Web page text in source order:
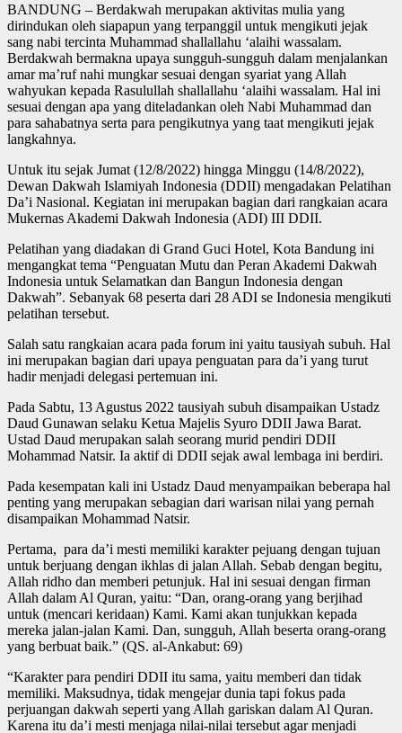
BANDUNG – Berdakwah merupakan aktivitas mulia yang
dirindukan oleh siapapun yang terpanggil untuk mengikuti jejak
sang nabi tercinta Muhammad shallallahu ‘alaihi wassalam.
Berdakwah bermakna upaya sungguh-sungguh dalam menjalankan
amar ma’ruf nahi mungkar sesuai dengan syariat yang Allah
wahyukan kepada Rasulullah shallallahu ‘alaihi wassalam. Hal ini
sesuai dengan apa yang diteladankan oleh Nabi Muhammad dan
para sahabatnya serta para pengikutnya yang taat mengikuti jejak
langkahnya.
Untuk itu sejak Jumat (12/8/2022) hingga Minggu (14/8/2022),
Dewan Dakwah Islamiyah Indonesia (DDII) mengadakan Pelatihan
Da’i Nasional. Kegiatan ini merupakan bagian dari rangkaian acara
Mukernas Akademi Dakwah Indonesia (ADI) III DDII.
Pelatihan yang diadakan di Grand Guci Hotel, Kota Bandung ini
mengangkat tema “Penguatan Mutu dan Peran Akademi Dakwah
Indonesia untuk Selamatkan dan Bangun Indonesia dengan
Dakwah”. Sebanyak 68 peserta dari 28 ADI se Indonesia mengikuti
pelatihan tersebut.
Salah satu rangkaian acara pada forum ini yaitu tausiyah subuh. Hal
ini merupakan bagian dari upaya penguatan para da’i yang turut
hadir menjadi delegasi pertemuan ini.
Pada Sabtu, 13 Agustus 2022 tausiyah subuh disampaikan Ustadz
Daud Gunawan selaku Ketua Majelis Syuro DDII Jawa Barat.
Ustad Daud merupakan salah seorang murid pendiri DDII
Mohammad Natsir. Ia aktif di DDII sejak awal lembaga ini berdiri.
Pada kesempatan kali ini Ustadz Daud menyampaikan beberapa hal
penting yang merupakan sebagian dari warisan nilai yang pernah
disampaikan Mohammad Natsir.
Pertama, para da’i mesti memiliki karakter pejuang dengan tujuan
untuk berjuang dengan ikhlas di jalan Allah. Sebab dengan begitu,
Allah ridho dan memberi petunjuk. Hal ini sesuai dengan firman
Allah dalam Al Quran, yaitu: “Dan, orang-orang yang berjihad
untuk (mencari keridaan) Kami. Kami akan tunjukkan kepada
mereka jalan-jalan Kami. Dan, sungguh, Allah beserta orang-orang
yang berbuat baik.” (QS. al-Ankabut: 69)
“Karakter para pendiri DDII itu sama, yaitu memberi dan tidak
memiliki. Maksudnya, tidak mengejar dunia tapi fokus pada
perjuangan dakwah seperti yang Allah gariskan dalam Al Quran.
Karena itu da’i mesti menjaga nilai-nilai tersebut agar menjadi